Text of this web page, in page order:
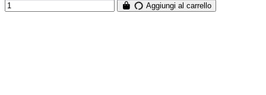
Aggiungi al carrello